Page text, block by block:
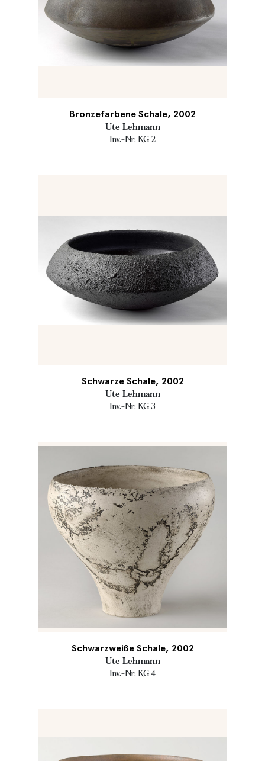
Bronzefarbene Schale, 2002
Ute Lehmann
Inv.-Nr. KG 2
Schwarze Schale, 2002
Ute Lehmann
Inv.-Nr. KG 3
Schwarzweiße Schale, 2002
Ute Lehmann
Inv.-Nr. KG 4